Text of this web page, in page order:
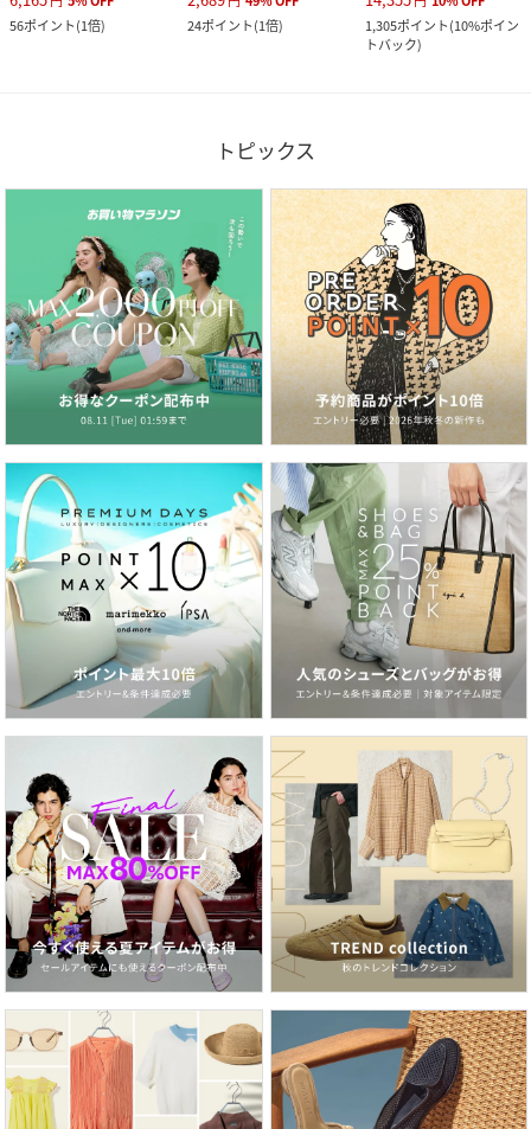
56ポイント(1倍)
24ポイント(1倍)
1,305ポイント(10%ポイン
トバック)
トピックス